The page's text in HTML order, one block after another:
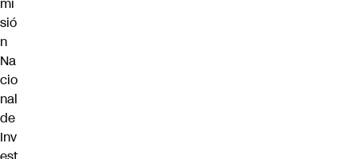
sió
n
Na
cio
nal
de
Inv